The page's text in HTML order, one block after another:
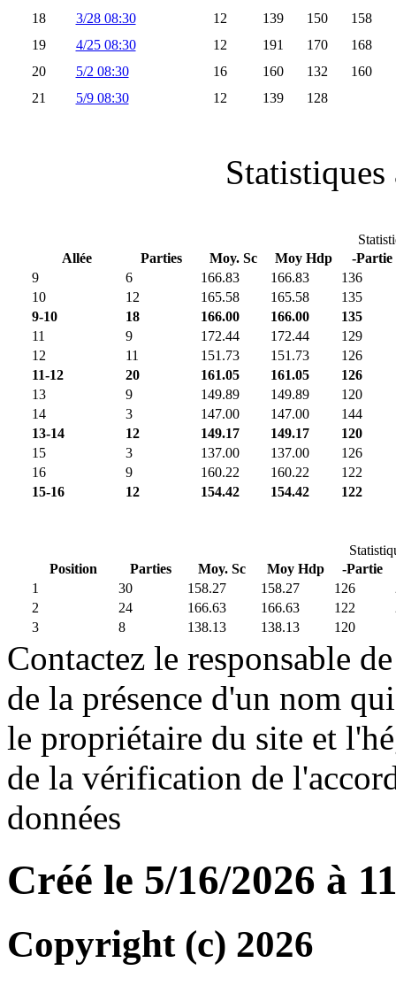
18
3/28 08:30 12 139 150 158
19
4/25 08:30 12 191 170 168
20
5/2 08:30 16 160 132 160
21
5/9 08:30 12 139 128
Allée
Parties Moy. Sc Moy Hdp
-Partie
9
6 166.83 166.83
136
10
12 165.58 165.58
135
9-10
18 166.00 166.00
135
11
9 172.44 172.44
129
12
11 151.73 151.73
126
11-12
20 161.05 161.05
126
13
9 149.89 149.89
120
14
3 147.00 147.00
144
13-14
12 149.17 149.17
120
15
3 137.00 137.00
126
16
9 160.22 160.22
122
15-16
12 154.42 154.42 122
Position
Parties Moy. Sc Moy Hdp
-Partie
1
30 158.27 158.27 126
2
24 166.63 166.63 122
3
8 138.13 138.13 120
Contactez le responsable
de la présence d'un nom
le propriétaire du site et
de la vérification de
données
Créé le 5/16/2026 à
Copyright (c) 2026